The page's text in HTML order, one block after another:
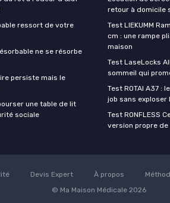
ressort de votre
ne se résorbe
persiste mais le
une table de lit
sociale
retour à domicile
Test LIEKUMM
cm : une rampe
maison
Test LaseLocks
sommeil qui
Test ROTAI A37 :
job sans exploser
Test RONFLESS
version propre de
Devis Expert À propos
© Ma Maison Médicale 2026